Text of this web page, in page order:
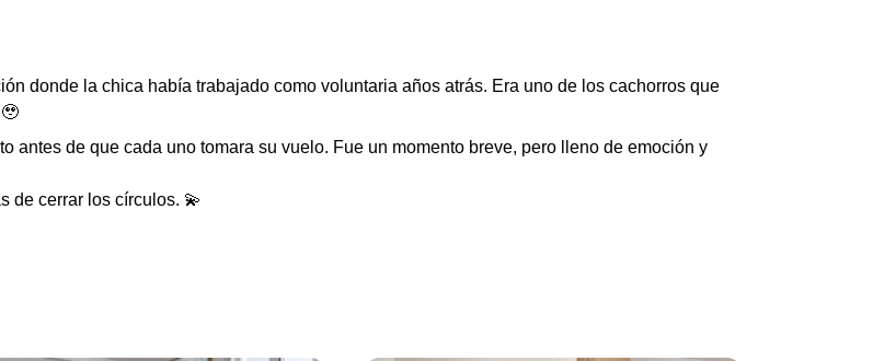
donde la chica había trabajado como voluntaria años atrás. Era uno de los cachorros que
antes de que cada uno tomara su vuelo. Fue un momento breve, pero lleno de emoción y
de cerrar los círculos. 💫